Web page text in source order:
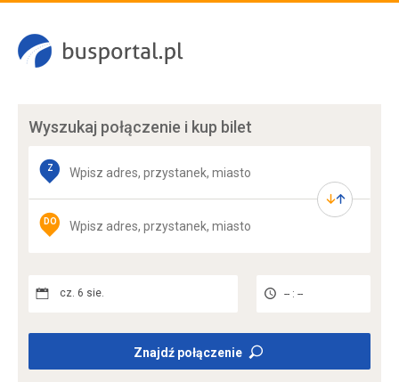
Wyszukaj połączenie i kup bilet
Z
DO
cz. 6 sie. -- : --
Znajdź połączenie